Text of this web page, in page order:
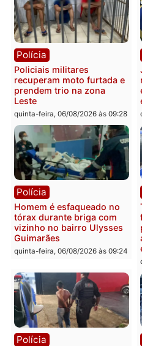
Polícia
Tragédia na BR-364:
colisão entre caminhão e
carro deixa quatro mortos
em Porto Velho
quinta-feira, 06/08/2026 às 20:51
Polícia
Policiais militares
recuperam moto furtada e
prendem trio na zona
Leste
quinta-feira, 06/08/2026 às 09:28